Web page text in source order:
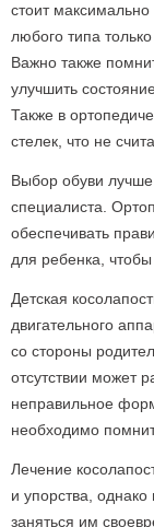
стоит
любого типа
Важно также
улучшить
Также в
стелек, что не
Выбор обуви лучше
специалиста.
обеспечивать
для ребенка,
Детская
двигательного
со стороны
отсутствии может
неправильное
необходимо
Лечение
и упорства,
заняться им